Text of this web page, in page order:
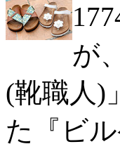
が
(靴職人)
た『ビ